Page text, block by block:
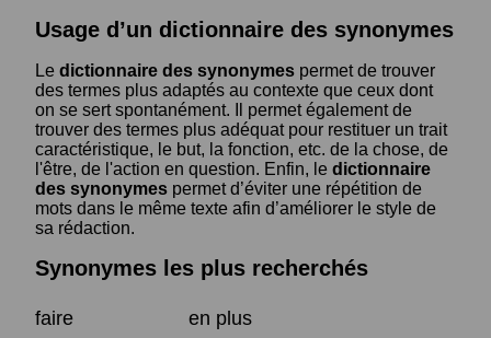
Usage d’un dictionnaire des synonymes
Le dictionnaire des synonymes permet de trouver
des termes plus adaptés au contexte que ceux dont
on se sert spontanément. Il permet également de
trouver des termes plus adéquat pour restituer un trait
caractéristique, le but, la fonction, etc. de la chose, de
l'être, de l'action en question. Enfin, le dictionnaire
des synonymes permet d’éviter une répétition de
mots dans le même texte afin d’améliorer le style de
sa rédaction.
Synonymes les plus recherchés
faire
en plus